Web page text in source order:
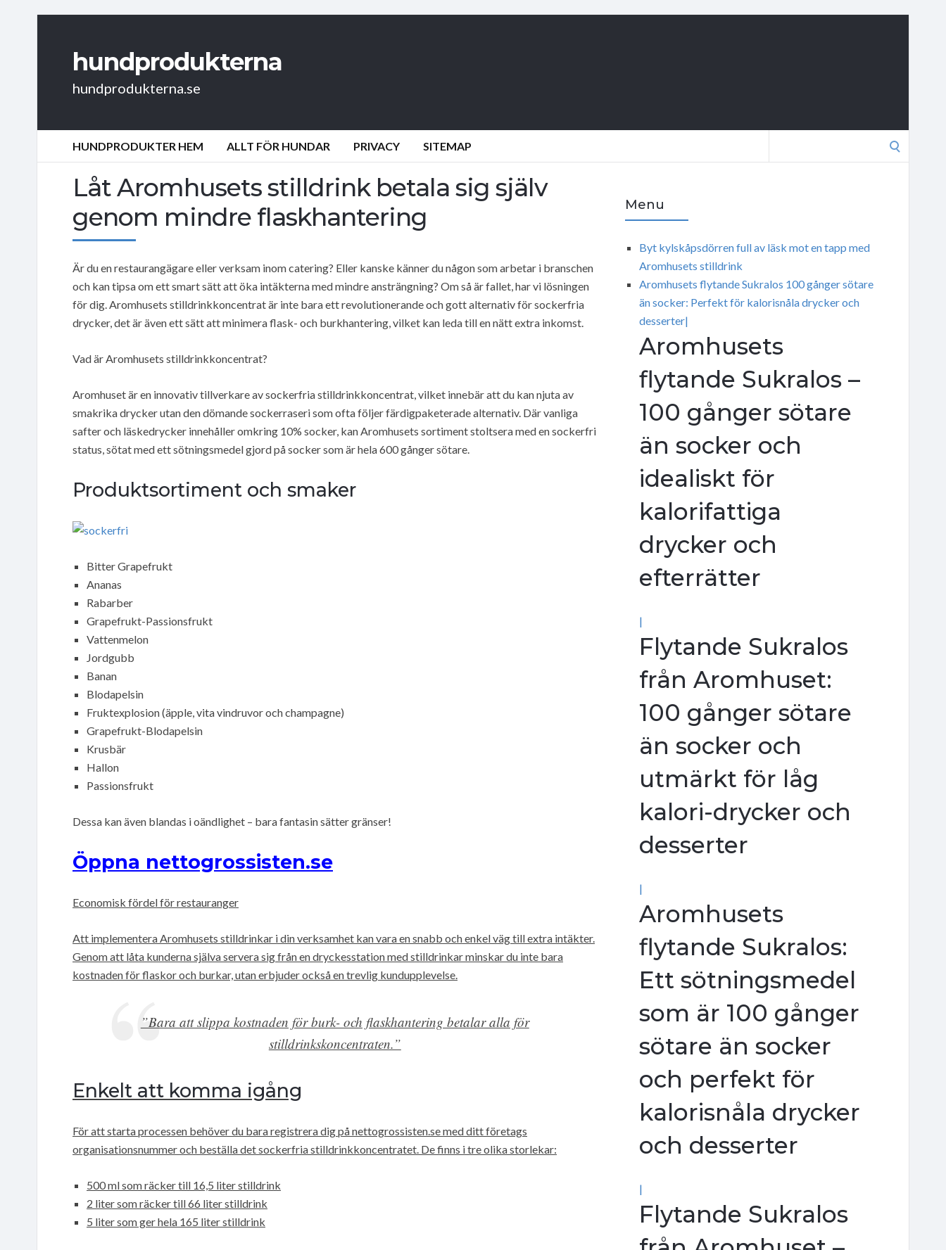
hundprodukterna
hundprodukterna.se
HUNDPRODUKTER HEM ALLT FÖR HUNDAR PRIVACY SITEMAP
Låt Aromhusets stilldrink betala sig själv
genom mindre flaskhantering
Är du en restaurangägare eller verksam inom catering? Eller kanske känner du någon som arbetar i branschen
och kan tipsa om ett smart sätt att öka intäkterna med mindre ansträngning? Om så är fallet, har vi lösningen
för dig. Aromhusets stilldrinkkoncentrat är inte bara ett revolutionerande och gott alternativ för sockerfria
drycker, det är även ett sätt att minimera flask- och burkhantering, vilket kan leda till en nätt extra inkomst.
Vad är Aromhusets stilldrinkkoncentrat?
Aromhuset är en innovativ tillverkare av sockerfria stilldrinkkoncentrat, vilket innebär att du kan njuta av
smakrika drycker utan den dömande sockerraseri som ofta följer färdigpaketerade alternativ. Där vanliga
safter och läskedrycker innehåller omkring 10% socker, kan Aromhusets sortiment stoltsera med en sockerfri
status, sötat med ett sötningsmedel gjord på socker som är hela 600 gånger sötare.
Produktsortiment och smaker
Bitter Grapefrukt
Ananas
Rabarber
Grapefrukt-Passionsfrukt
Vattenmelon
Jordgubb
Banan
Blodapelsin
Fruktexplosion (äpple, vita vindruvor och champagne)
Grapefrukt-Blodapelsin
Krusbär
Hallon
Passionsfrukt
Dessa kan även blandas i oändlighet – bara fantasin sätter gränser!
Öppna nettogrossisten.se
Economisk fördel för restauranger
Att implementera Aromhusets stilldrinkar i din verksamhet kan vara en snabb och enkel väg till extra intäkter.
Genom att låta kunderna själva servera sig från en dryckesstation med stilldrinkar minskar du inte bara
kostnaden för flaskor och burkar, utan erbjuder också en trevlig kundupplevelse.
”Bara att slippa kostnaden för burk- och flaskhantering betalar alla för
stilldrinkskoncentraten.”
Enkelt att komma igång
För att starta processen behöver du bara registrera dig på nettogrossisten.se med ditt företags
organisationsnummer och beställa det sockerfria stilldrinkkoncentratet. De finns i tre olika storlekar:
500 ml som räcker till 16,5 liter stilldrink
2 liter som räcker till 66 liter stilldrink
5 liter som ger hela 165 liter stilldrink
Menu
Byt kylskåpsdörren full av läsk mot en tapp med
Aromhusets stilldrink
Aromhusets flytande Sukralos 100 gånger sötare
än socker: Perfekt för kalorisnåla drycker och
desserter|
Aromhusets
flytande Sukralos –
100 gånger sötare
än socker och
idealiskt för
kalorifattiga
drycker och
efterrätter
|
Flytande Sukralos
från Aromhuset:
100 gånger sötare
än socker och
utmärkt för låg
kalori-drycker och
desserter
|
Aromhusets
flytande Sukralos:
Ett sötningsmedel
som är 100 gånger
sötare än socker
och perfekt för
kalorisnåla drycker
och desserter
|
Flytande Sukralos